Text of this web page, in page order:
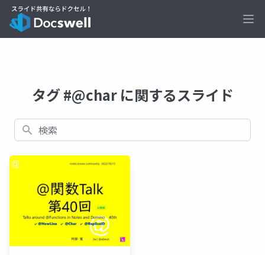
タグ #@char に関するスライド
検索